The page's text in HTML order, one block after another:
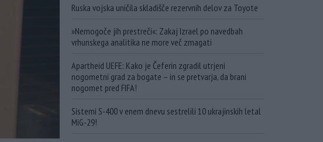
Ruska vojska uničila skladišče rezervnih delov za Toyote
»Nemogoče jih prestreči«: Zakaj Izrael po navedbah
vrhunskega analitika ne more več zmagati
Apartheid UEFE: Kako je Čeferin zgradil utrjeni
nogometni grad za bogate – in se pretvarja, da brani
nogomet pred FIFA!
Sistemi S-400 v enem dnevu sestrelili 10 ukrajinskih letal
MiG-29!